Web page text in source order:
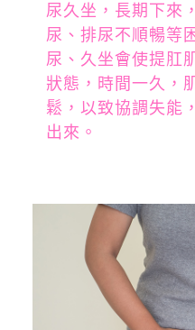
尿久坐，長期下來
尿、排尿不順暢等
尿、久坐會使提肛
狀態，時間一久，
鬆，以致協調失能
出來。